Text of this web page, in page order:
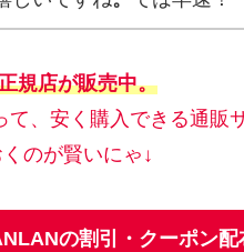
規店が販売中。
、安く購入できる通販
のが賢いにゃ↓
の割引・クーポン配